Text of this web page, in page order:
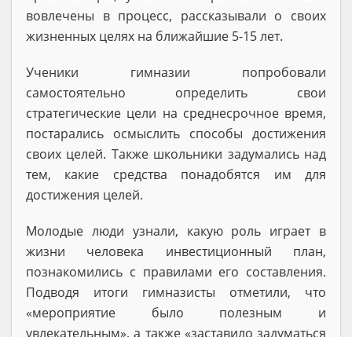
вовлечены в процесс, рассказывали о своих
жизненных целях на ближайшие 5-15 лет.
Ученики гимназии попробовали
самостоятельно определить свои
стратегические цели на среднесрочное время,
постарались осмыслить способы достижения
своих целей. Также школьники задумались над
тем, какие средства понадобятся им для
достижения целей.
Молодые люди узнали, какую роль играет в
жизни человека инвестиционный план,
познакомились с правилами его составления.
Подводя итоги гимназисты отметили, что
«мероприятие было полезным и
увлекательным», а также «заставило задуматься